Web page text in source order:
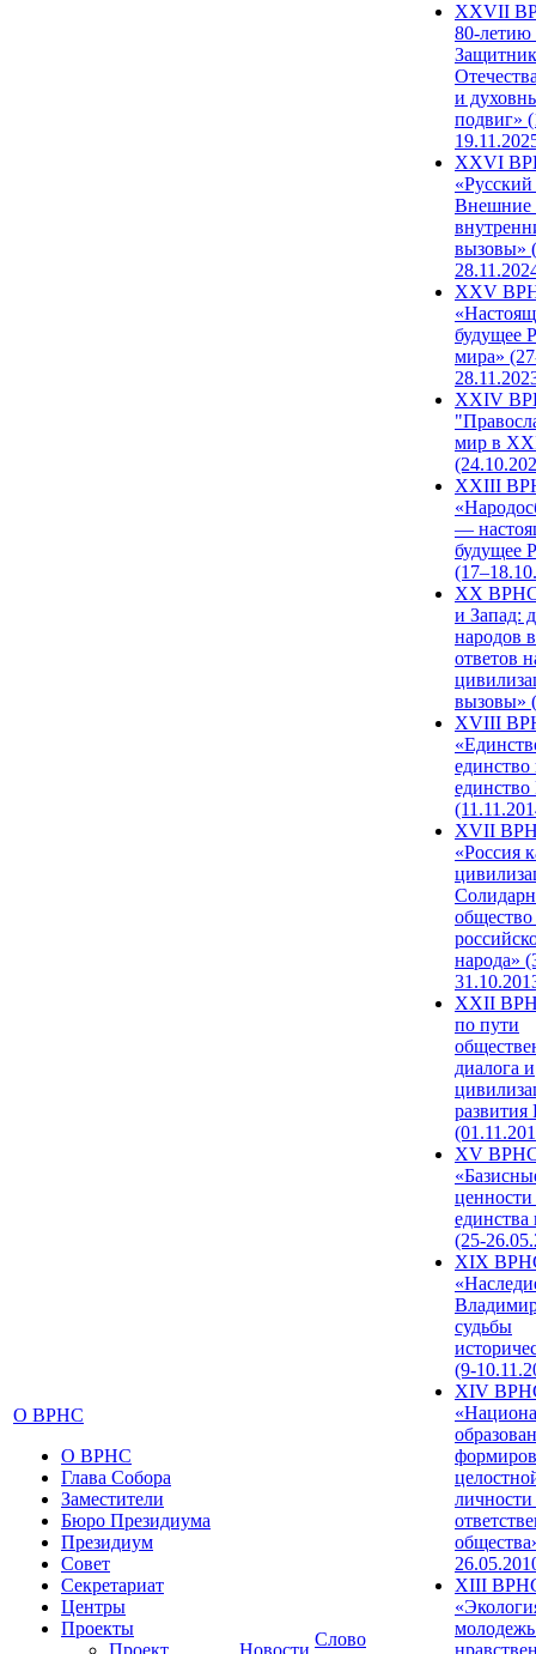
О ВРНС
О ВРНС
Глава Собора
Заместители
Бюро Президиума
Президиум
Совет
Секретариат
Центры
Проекты
Проект
Новости
Слово
ХХVII
80-
и
подвиг»
XXVI
Внешние
вызовы»
XXV
будущее
мира»
XXIV
мир в
XXIII
—
будущее
XX ВРНС
и Запад:
народов
ответов
вызовы»
XVIII
единство
единство
XVII
«Россия
народа»
XXII
по пути
диалога и
развития
XV
единства
(25-
XIX
судьбы
(9-
XIV
XIII